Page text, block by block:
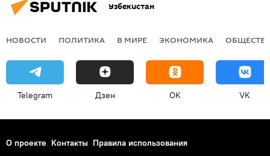
Узбекистан
НОВОСТИ ПОЛИТИКА В МИРЕ ЭКОНОМИКА
Telegram Дзен OK VK
О проекте Контакты Правила использования